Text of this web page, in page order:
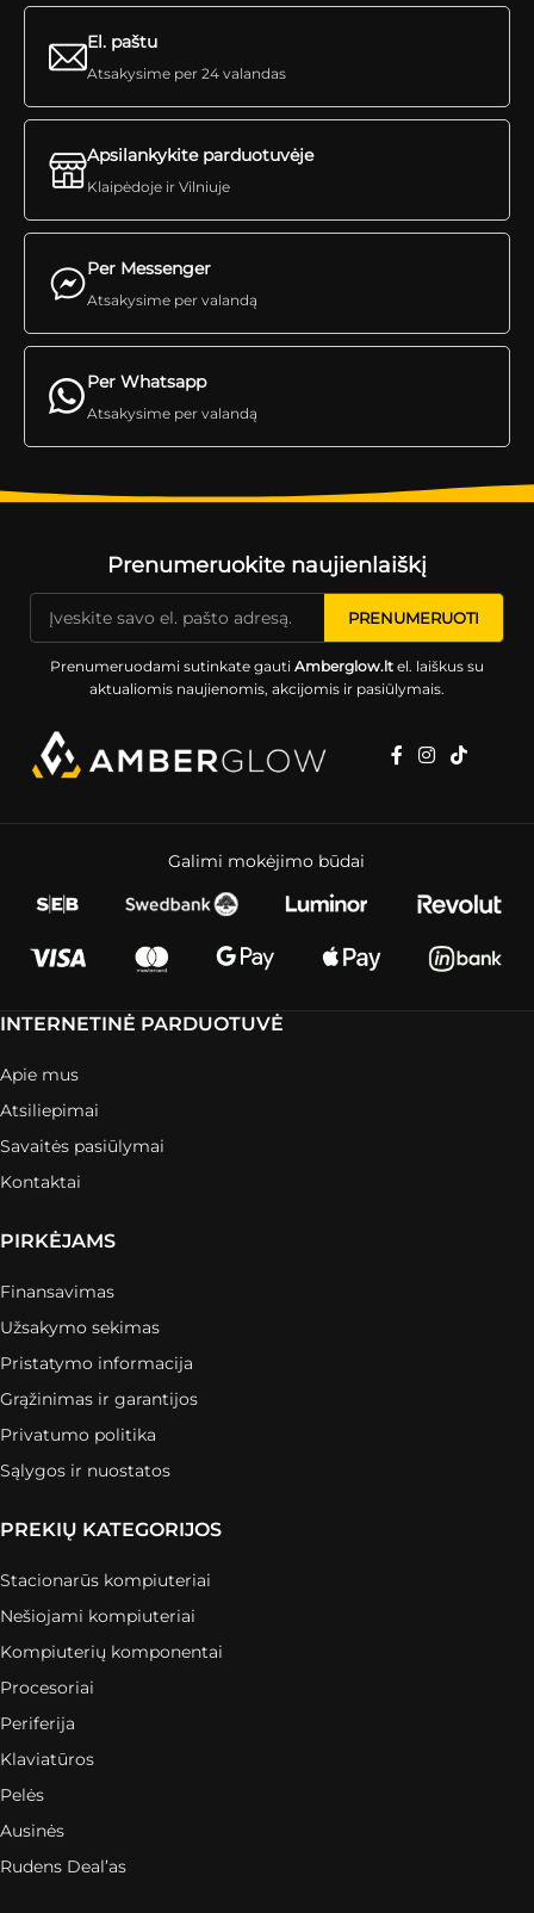
Per Messenger
Atsakysime per valandą
El. paštu
Atsakysime per 24 valandas
Apsilankykite parduotuvėje
Klaipėdoje ir Vilniuje
Per Whatsapp
Atsakysime per valandą
Prenumeruokite naujienlaiškį
Prenumeruodami sutinkate gauti Amberglow.ltel. laiškus su
aktualiomis naujienomis, akcijomis ir pasiūlymais.
Galimi mokėjimo būdai
INTERNETINĖ PARDUOTUVĖ
Apie mus
Atsiliepimai
Savaitės pasiūlymai
Kontaktai
PIRKĖJAMS
Finansavimas
Užsakymo sekimas
Pristatymo informacija
Grąžinimas ir garantijos
Privatumo politika
Sąlygos ir nuostatos
PREKIŲ KATEGORIJOS
Stacionarūs kompiuteriai
Nešiojami kompiuteriai
Kompiuterių komponentai
Procesoriai
Periferija
Klaviatūros
Pelės
Ausinės
Rudens Deal’as